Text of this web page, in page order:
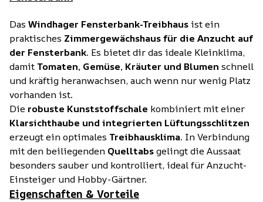
Das Windhager Fensterbank-Treibhausist ein
praktisches Zimmergewächshaus für die Anzucht auf
der Fensterbank. Es bietet dir das ideale Kleinklima,
damit Tomaten, Gemüse, Kräuter und Blumenschnell
und kräftig heranwachsen, auch wenn nur wenig Platz
vorhanden ist.
Die robuste Kunststoffschale kombiniert mit einer
Klarsichthaube und integrierten Lüftungsschlitzen
erzeugt ein optimales Treibhausklima. In Verbindung
mit den beiliegenden Quelltabsgelingt die Aussaat
besonders sauber und kontrolliert, ideal für Anzucht-
Einsteiger und Hobby-Gärtner.
Eigenschaften & Vorteile